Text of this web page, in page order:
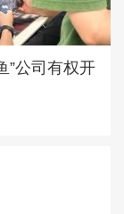
”公司有权开